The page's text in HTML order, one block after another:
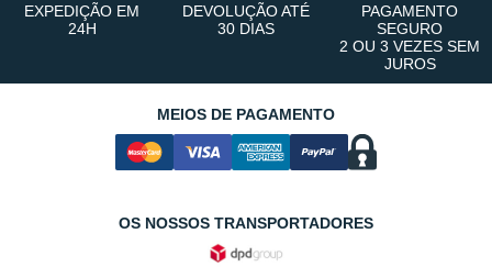
EXPEDIÇÃO EM
24H
DEVOLUÇÃO ATÉ
30 DIAS
PAGAMENTO
SEGURO
2 OU 3 VEZES SEM
JUROS
MEIOS DE PAGAMENTO
OS NOSSOS TRANSPORTADORES